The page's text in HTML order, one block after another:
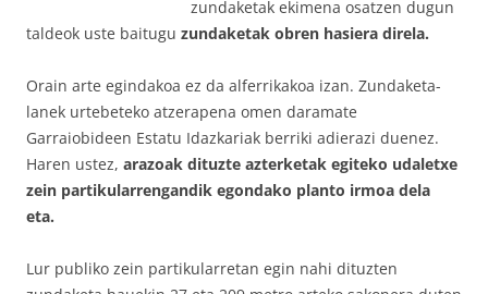
zundaketak ekimena osatzen dugun
taldeok uste baitugu zundaketak obren hasiera direla.
Orain arte egindakoa ez da alferrikakoa izan. Zundaketa-
lanek urtebeteko atzerapena omen daramate
Garraiobideen Estatu Idazkariak berriki adierazi duenez.
Haren ustez, arazoak dituzte azterketak egiteko udaletxe
zein partikularrengandik egondako planto irmoa dela
eta.
Lur publiko zein partikularretan egin nahi dituzten